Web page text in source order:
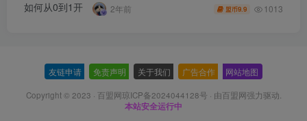
2年前 盟币9.9 1013
友链申请 免责声明 关于我们 广告合作 网站地图
Copyright © 2023 · 百盟网琼ICP备2024044128号 · 由百盟网强力驱动.
本站安全运行中